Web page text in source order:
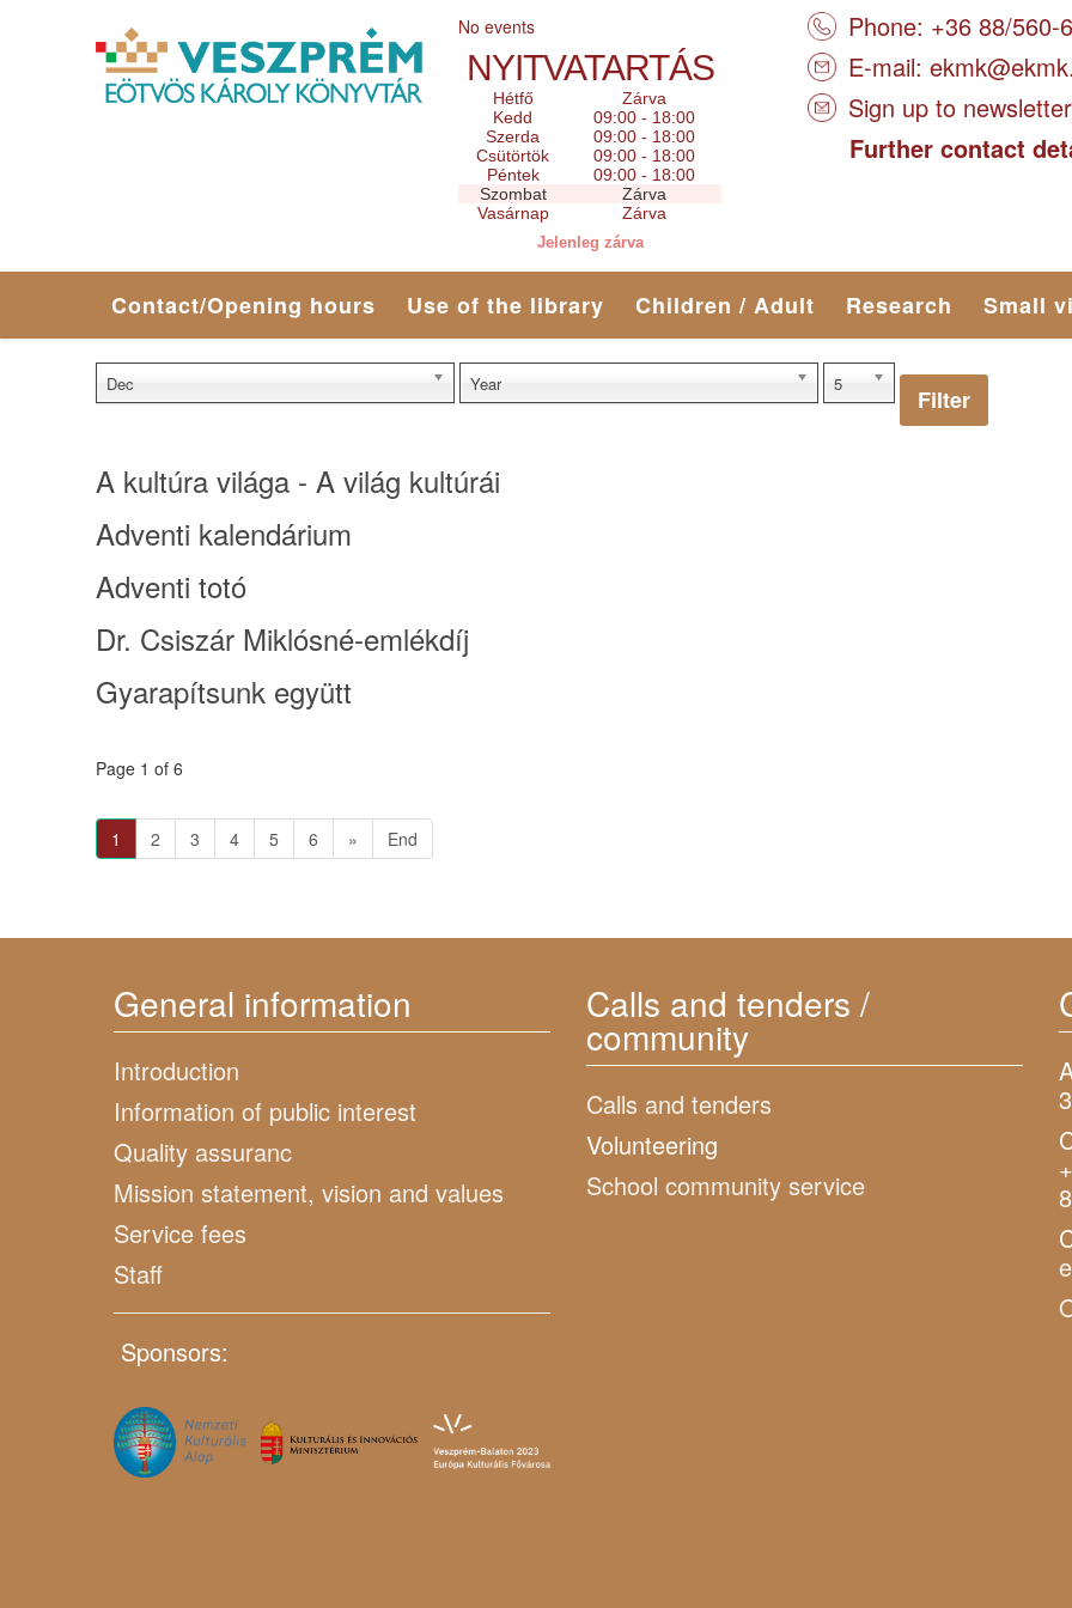
No events
NYITVATARTÁS
Hétfő
Zárva
Kedd
09:00 - 18:00
Szerda
09:00 - 18:00
Csütörtök
09:00 - 18:00
Péntek
09:00 - 18:00
Szombat
Zárva
Vasárnap
Zárva
Jelenleg zárva
Phone: +36 88/560-
E-mail:
Sign up to newsletter
Further contact
Contact/Opening hours Use of the library Children / Adult Research Small
Dec Year 5
Filter
A kultúra világa - A világ kultúrái
Adventi kalendárium
Adventi totó
Dr. Csiszár Miklósné-emlékdíj
Gyarapítsunk együtt
Page 1 of 6
1 2 3 4 5 6 » End
General information
Introduction
Information of public interest
Quality assuranc
Mission statement, vision and values
Service fees
Staff
Sponsors:
Calls and tenders /
community
Calls and tenders
Volunteering
School community service